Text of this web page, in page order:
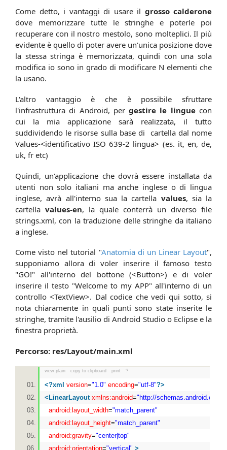
Come detto, i vantaggi di usare il grosso calderone
dove memorizzare tutte le stringhe e poterle poi
recuperare con il nostro mestolo, sono molteplici. Il più
evidente è quello di poter avere un'unica posizione dove
la stessa stringa è memorizzata, quindi con una sola
modifica io sono in grado di modificare N elementi che
la usano.
L'altro vantaggio è che è possibile sfruttare
l'infrastruttura di Android, pergestire le linguecon
cui la mia applicazione sarà realizzata, il tutto
suddividendo le risorse sulla base di cartella dal nome
Values-<identificativo ISO 639-2 lingua> (es. it, en, de,
uk, fr etc)
Quindi, un'applicazione che dovrà essere installata da
utenti non solo italiani ma anche inglese o di lingua
inglese, avrà all'interno sua la cartella values, sia la
cartella values-en, la quale conterrà un diverso file
strings.xml, con la traduzione delle stringhe da italiano
a inglese.
Come visto nel tutorial "Anatomia di un Linear Layout",
supponiamo allora di voler inserire il famoso testo
"GO!" all'interno del bottone (<Button>) e di voler
inserire il testo "Welcome to my APP" all'interno di un
controllo <TextView>. Dal codice che vedi qui sotto, si
nota chiaramente in quali punti sono state inserite le
stringhe, tramite l'ausilio di Android Studio o Eclipse e la
finestra proprietà.
Percorso: res/Layout/main.xml
view plain copy to clipboard print ?
<?xml version="1.0" encoding="utf-8"?>
< LinearLayout xmlns:android="http://schemas.android.com/
android:layout_width="match_parent"
android:layout_height="match_parent"
android:gravity="center|top"
android:orientation="vertical" >